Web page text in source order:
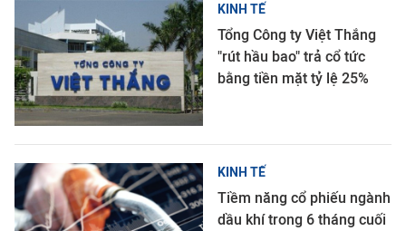
KINH TẾ
Tổng Công ty Việt Thắng
"rút hầu bao" trả cổ tức
bằng tiền mặt tỷ lệ 25%
KINH TẾ
Tiềm năng cổ phiếu ngành
dầu khí trong 6 tháng cuối